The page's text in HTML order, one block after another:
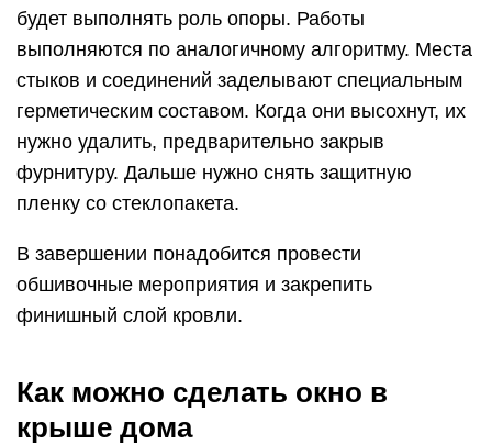
будет выполнять роль опоры. Работы
выполняются по аналогичному алгоритму. Места
стыков и соединений заделывают специальным
герметическим составом. Когда они высохнут, их
нужно удалить, предварительно закрыв
фурнитуру. Дальше нужно снять защитную
пленку со стеклопакета.
В завершении понадобится провести
обшивочные мероприятия и закрепить
финишный слой кровли.
Как можно сделать окно в
крыше дома